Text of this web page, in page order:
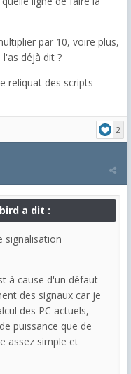
par 10, voire plus,
déjà dit ?
reliquat des scripts
2
a dit :
signalisation
à cause d'un défaut
des signaux car je
des PC actuels,
puissance que de
assez simple et